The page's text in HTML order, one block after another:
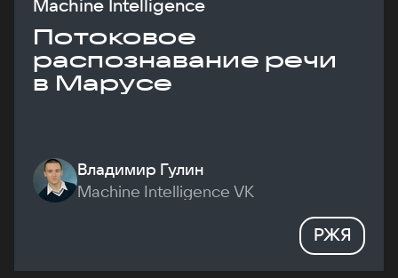
Machine Intelligence
Потоковое
распознавание речи
в Марусе
Владимир Гулин
Machine Intelligence VK
РЖЯ